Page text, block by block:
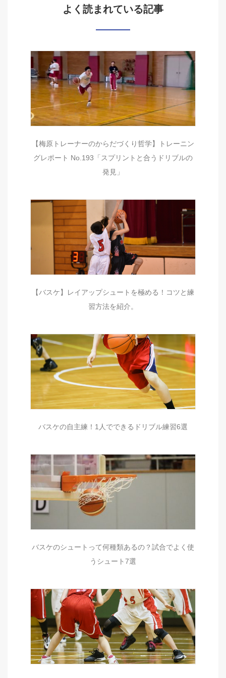
よく読まれている記事
【梅原トレーナーのからだづくり哲学】トレーニン
グレポート No.193「スプリントと合うドリブルの
発見」
【バスケ】レイアップシュートを極める！コツと練
習方法を紹介。
バスケの自主練！1人でできるドリブル練習6選
バスケのシュートって何種類あるの？試合でよく使
うシュート7選